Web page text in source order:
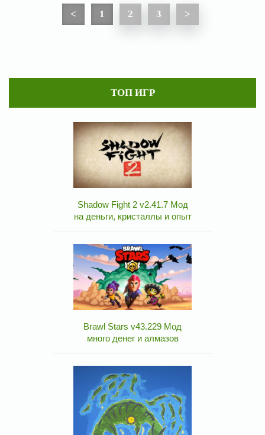
< 1 2 3 >
ТОП ИГР
Shadow Fight 2 v2.41.7 Мод
на деньги, кристаллы и опыт
Brawl Stars v43.229 Мод
много денег и алмазов